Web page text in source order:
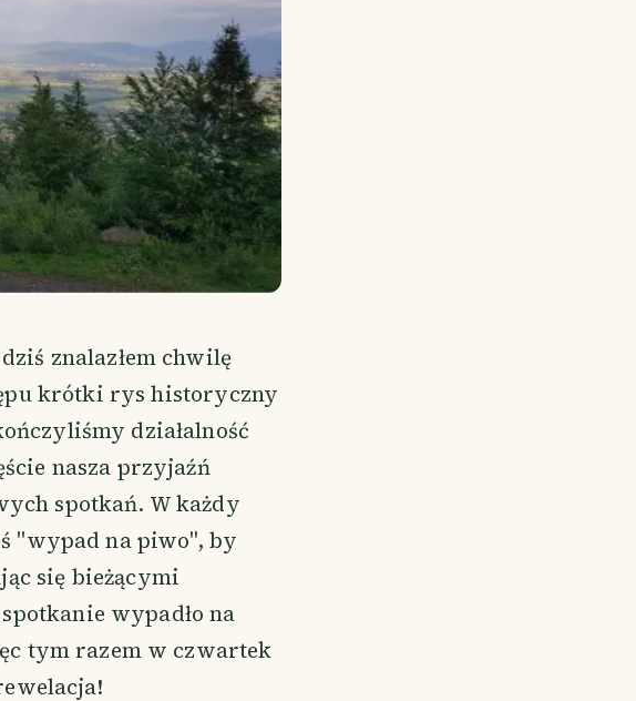
znalazłem chwilę
krótki rys historyczny
działalność
nasza przyjaźń
spotkań. W każdy
"wypad na piwo", by
się bieżącymi
wypadło na
tym razem w czwartek